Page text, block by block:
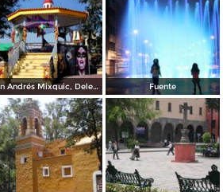
San Andrés Mixquic, Delegación Tláhuac: Día de Muertos Fuente